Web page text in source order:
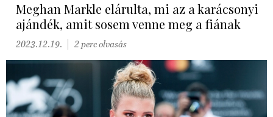
Meghan Markle elárulta, mi az a karácsonyi
ajándék, amit sosem venne meg a fiának
2023.12.19. 2 perc olvasás